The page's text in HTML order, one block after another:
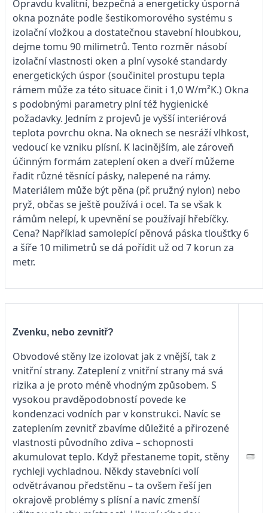
Opravdu kvalitní, bezpečná a energeticky úsporná
okna poznáte podle šestikomorového systému s
izolační vložkou a dostatečnou stavební hloubkou,
dejme tomu 90 milimetrů. Tento rozměr násobí
izolační vlastnosti oken a plní vysoké standardy
energetických úspor (součinitel prostupu tepla
rámem může za této situace činit i 1,0 W/m²K.) Okna
s podobnými parametry plní též hygienické
požadavky. Jedním z projevů je vyšší interiérová
teplota povrchu okna. Na oknech se nesráží vlhkost,
vedoucí ke vzniku plísní. K lacinějším, ale zároveň
účinným formám zateplení oken a dveří můžeme
řadit různé těsnící pásky, nalepené na rámy.
Materiálem může být pěna (př. pružný nylon) nebo
pryž, občas se ještě používá i ocel. Ta se však k
rámům nelepí, k upevnění se používají hřebíčky.
Cena? Například samolepící pěnová páska tloušťky 6
a šíře 10 milimetrů se dá pořídit už od 7 korun za
metr.
Zvenku, nebo zevnitř?
Obvodové stěny lze izolovat jak z vnější, tak z
vnitřní strany. Zateplení z vnitřní strany má svá
rizika a je proto méně vhodným způsobem. S
vysokou pravděpodobností povede ke
kondenzaci vodních par v konstrukci. Navíc se
zateplením zevnitř zbavíme důležité a přirozené
vlastnosti původního zdiva – schopnosti
akumulovat teplo. Když přestaneme topit, stěny
rychleji vychladnou. Někdy stavebníci volí
odvětrávanou předstěnu – ta ovšem řeší jen
okrajově problémy s plísní a navíc zmenší